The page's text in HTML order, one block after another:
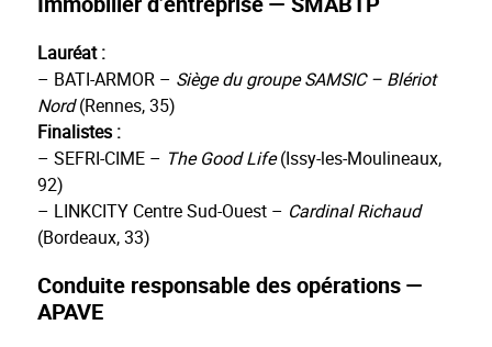
Lauréat :
– BATI-ARMOR – Siège du groupe SAMSIC – Blériot
Nord(Rennes, 35)
Finalistes :
– SEFRI-CIME – The Good Life(Issy-les-Moulineaux,
92)
– LINKCITY Centre Sud-Ouest – Cardinal Richaud
(Bordeaux, 33)
Conduite responsable des opérations —
APAVE